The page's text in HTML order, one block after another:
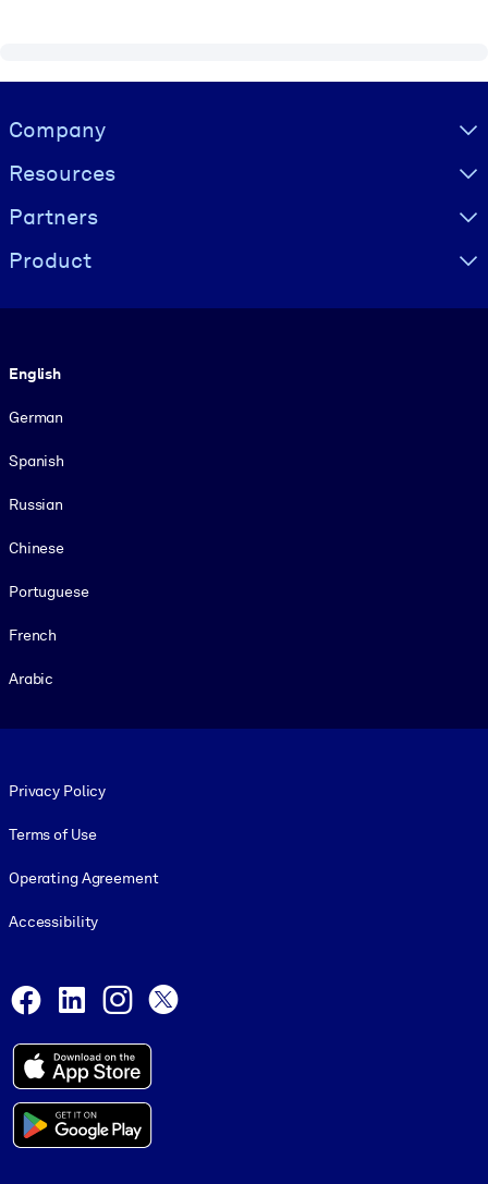
Visually hidden Text
Company
Resources
Partners
Product
English
German
Spanish
Russian
Chinese
Portuguese
French
Arabic
Privacy Policy
Terms of Use
Operating Agreement
Accessibility
Facebook
LinkedInInstagram